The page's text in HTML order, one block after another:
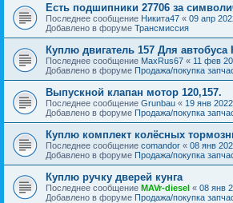
Есть подшипники 27706 за
Последнее сообщение Никита47 « 09 апр
Добавлено в форуме Трансмиссия
Куплю двигатель 157 Для
Последнее сообщение MaxRus67 « 11 фев
Добавлено в форуме Продажа/покупка
Выпускной клапан мотор 120,157.
Последнее сообщение Grunbau « 19 янв
Добавлено в форуме Продажа/покупка
Куплю комплект колёсных
Последнее сообщение comandor « 08 янв
Добавлено в форуме Продажа/покупка
Куплю ручку дверей кунга
Последнее сообщение MAVr-diesel « 08 янв
Добавлено в форуме Продажа/покупка